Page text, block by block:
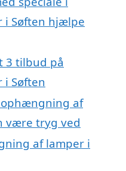
i Søften hjælpe
3 tilbud på
Søften
af
være tryg ved
af lamper i